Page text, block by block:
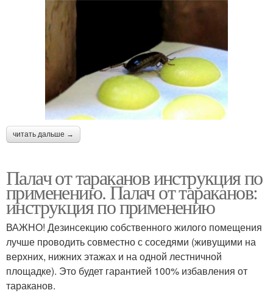
читать дальше →
Палач от тараканов инструкция по
применению. Палач от тараканов:
инструкция по применению
ВАЖНО! Дезинсекцию собственного жилого помещения
лучше проводить совместно с соседями (живущими на
верхних, нижних этажах и на одной лестничной
площадке). Это будет гарантией 100% избавления от
тараканов.